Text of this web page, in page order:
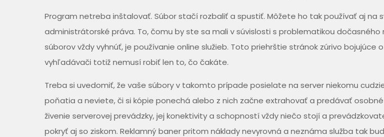
Program netreba inštalovať. Súbor stačí rozbaliť a spustiť. Môžete ho tak používať aj na
administrátorské práva. To, čomu by ste sa mali v súvislosti s problematikou
súborov vždy vyhnúť, je používanie online služieb. Toto priehrštie stránok zúrivo bojujúce
vyhľadávači totiž nemusí robiť len to, čo čakáte.
Treba si uvedomiť, že vaše súbory v takomto prípade posielate na server niekomu
poňatia a neviete, či si kópie ponechá alebo z nich začne extrahovať a predávať
živenie serverovej prevádzky, jej konektivity a schopností vždy niečo stojí a
pokryť aj so ziskom. Reklamný baner pritom náklady nevyrovná a neznáma služba tak